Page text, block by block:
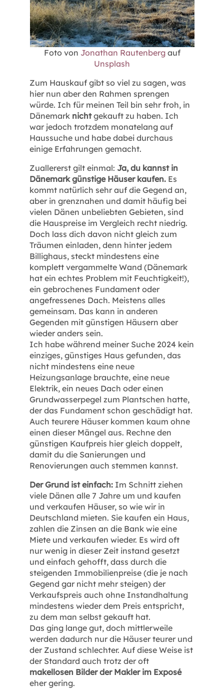
Foto von Jonathan Rautenbergauf
Unsplash
Zum Hauskauf gibt so viel zu sagen, was
hier nun aber den Rahmen sprengen
würde. Ich für meinen Teil bin sehr froh, in
Dänemark nichtgekauft zu haben. Ich
war jedoch trotzdem monatelang auf
Haussuche und habe dabei durchaus
einige Erfahrungen gemacht.
Zuallererst gilt einmal: Ja, du kannst in
Dänemark günstige Häuser kaufen. Es
kommt natürlich sehr auf die Gegend an,
aber in grenznahen und damit häufig bei
vielen Dänen unbeliebten Gebieten, sind
die Hauspreise im Vergleich recht niedrig.
Doch lass dich davon nicht gleich zum
Träumen einladen, denn hinter jedem
Billighaus, steckt mindestens eine
komplett vergammelte Wand (Dänemark
hat ein echtes Problem mit Feuchtigkeit!),
ein gebrochenes Fundament oder
angefressenes Dach. Meistens alles
gemeinsam. Das kann in anderen
Gegenden mit günstigen Häusern aber
wieder anders sein.
Ich habe während meiner Suche 2024 kein
einziges, günstiges Haus gefunden, das
nicht mindestens eine neue
Heizungsanlage brauchte, eine neue
Elektrik, ein neues Dach oder einen
Grundwasserpegel zum Plantschen hatte,
der das Fundament schon geschädigt hat.
Auch teurere Häuser kommen kaum ohne
einen dieser Mängel aus. Rechne den
günstigen Kaufpreis hier gleich doppelt,
damit du die Sanierungen und
Renovierungen auch stemmen kannst.
Der Grund ist einfach: Im Schnitt ziehen
viele Dänen alle 7 Jahre um und kaufen
und verkaufen Häuser, so wie wir in
Deutschland mieten. Sie kaufen ein Haus,
zahlen die Zinsen an die Bank wie eine
Miete und verkaufen wieder. Es wird oft
nur wenig in dieser Zeit instand gesetzt
und einfach gehofft, dass durch die
steigenden Immobilienpreise (die je nach
Gegend gar nicht mehr steigen) der
Verkaufspreis auch ohne Instandhaltung
mindestens wieder dem Preis entspricht,
zu dem man selbst gekauft hat.
Das ging lange gut, doch mittlerweile
werden dadurch nur die Häuser teurer und
der Zustand schlechter. Auf diese Weise ist
der Standard auch trotz der oft
makellosen Bilder der Makler im Exposé
eher gering.